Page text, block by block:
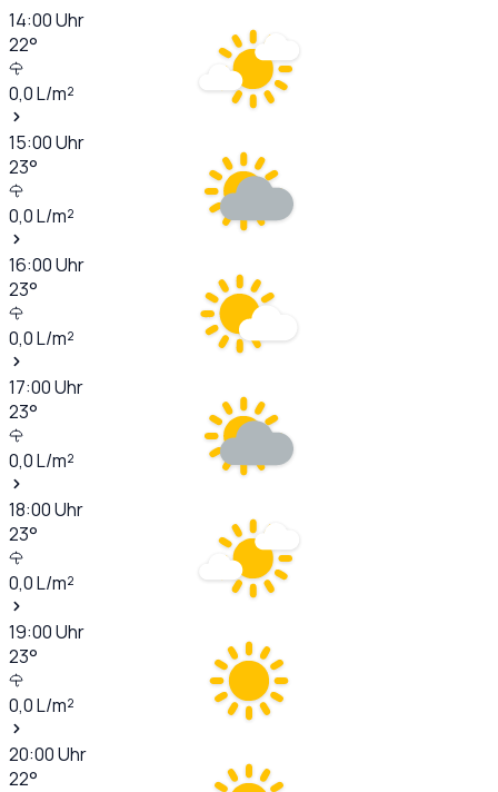
14:00Uhr
22°
0,0L/m²
15:00Uhr
23°
0,0L/m²
16:00Uhr
23°
0,0L/m²
17:00Uhr
23°
0,0L/m²
18:00Uhr
23°
0,0L/m²
19:00Uhr
23°
0,0L/m²
20:00Uhr
22°